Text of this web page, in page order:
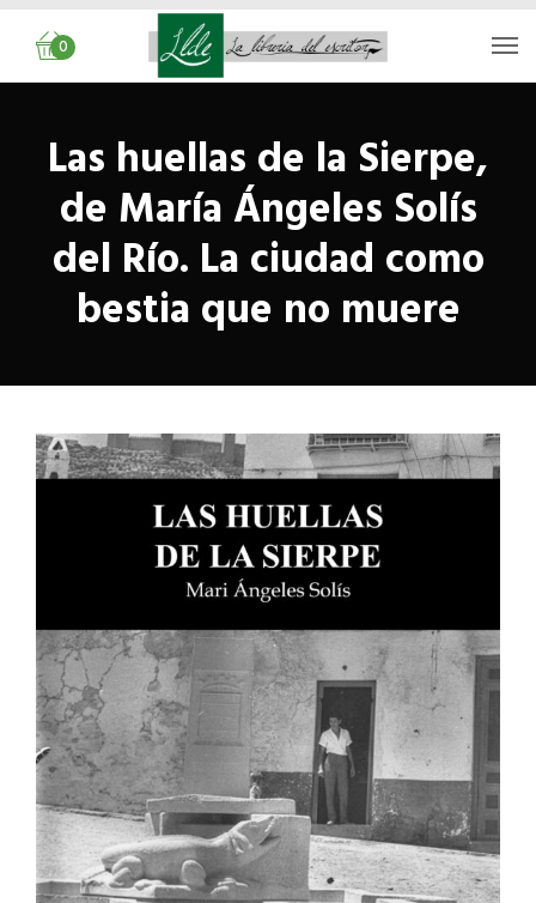
0
Las huellas de la Sierpe,
de María Ángeles Solís
del Río. La ciudad como
bestia que no muere